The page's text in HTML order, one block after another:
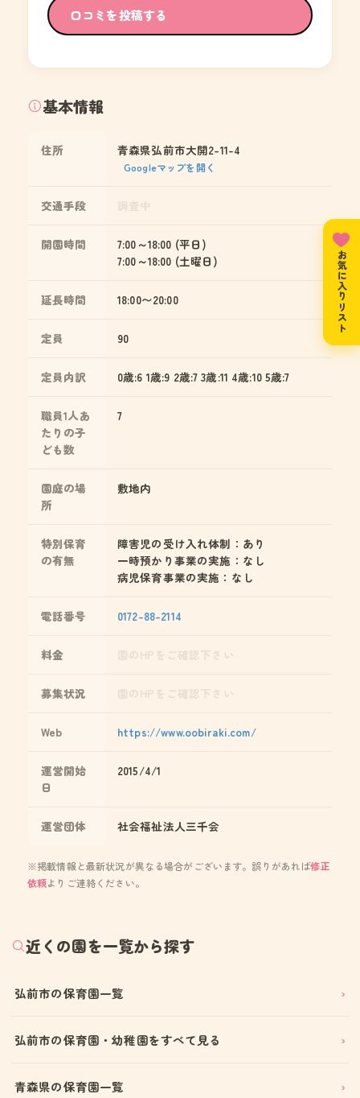
口コミを投稿する
基本情報
住所 青森県弘前市大開2-11-4
Googleマップを開く
交通手段
開園時間
7:00～18:00 (平日)
7:00～18:00 (土曜日)
延長時間 18:00〜20:00
定員 90
定員内訳 0歳:6 1歳:9 2歳:7 3歳:11 4歳:10 5歳:7
職員1人あ
たりの子
ども数
7
園庭の場
所
敷地内
特別保育
の有無
障害児の受け入れ体制：あり
一時預かり事業の実施：なし
病児保育事業の実施：なし
電話番号 0172-88-2114
料金
募集状況
Web https://www.oobiraki.com/
運営開始
日
2015/4/1
運営団体 社会福祉法人三千会
※掲載情報と最新状況が異なる場合がございます。誤りがあれば修正
依頼よりご連絡ください。
近くの園を一覧から探す
弘前市の保育園一覧
弘前市の保育園・幼稚園をすべて見る
青森県の保育園一覧
お気に入りリスト